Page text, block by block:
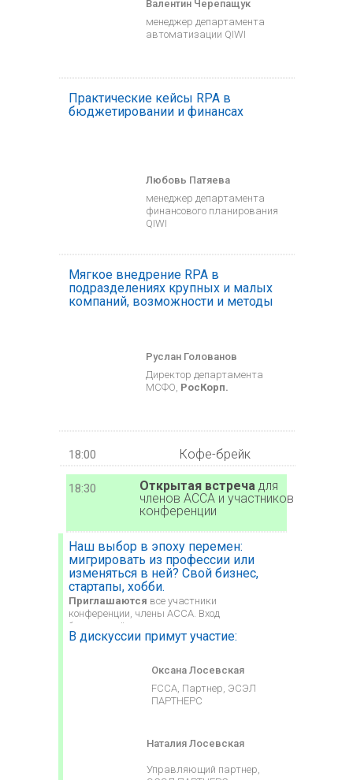
менеджер департамента
автоматизации QIWI
Валентин Черепащук
Практические кейсы RPA в
бюджетировании и финансах
менеджер департамента
финансового планирования
QIWI
Любовь Патяева
Мягкое внедрение RPA в
подразделениях крупных и малых
компаний, возможности и методы
Директор департамента
МСФО, РосКорп.
Руслан Голованов
Кофе-брейк
18:00
18:30 Открытая встреча для
членов АССА и участников
конференции
Наш выбор в эпоху перемен:
мигрировать из профессии или
изменяться в ней? Свой бизнес,
стартапы, хобби.
Приглашаются все участники
конференции, члены АССА. Вход
бесплатный.
В дискуссии примут участие:
FCCA, Партнер, ЭСЭЛ
ПАРТНЕРС
Оксана Лосевская
Управляющий партнер,
Наталия Лосевская